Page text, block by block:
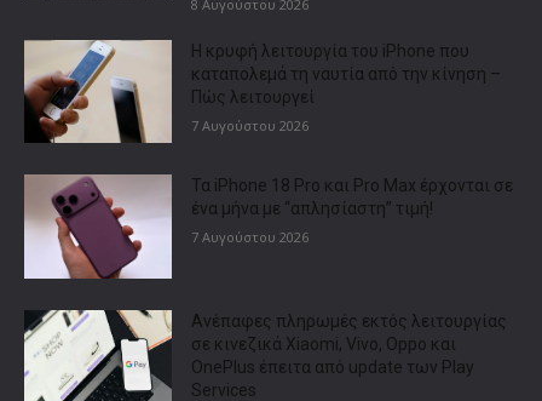
8 Αυγούστου 2026
Η κρυφή λειτουργία του iPhone που
καταπολεμά τη ναυτία από την κίνηση –
Πώς λειτουργεί
7 Αυγούστου 2026
Τα iPhone 18 Pro και Pro Max έρχονται σε
ένα μήνα με “απλησίαστη” τιμή!
7 Αυγούστου 2026
Ανέπαφες πληρωμές εκτός λειτουργίας
σε κινεζικά Xiaomi, Vivo, Oppo και
OnePlus έπειτα από update των Play
Services